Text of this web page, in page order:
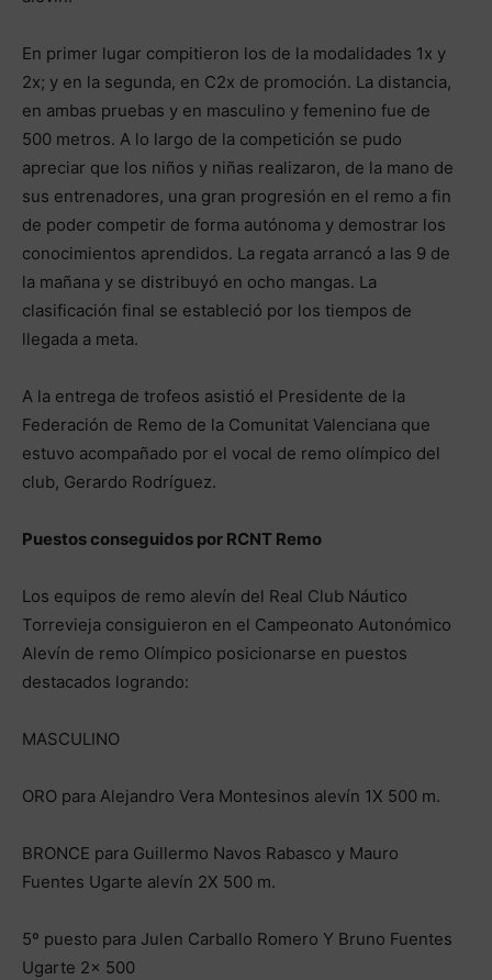
En primer lugar compitieron los de la modalidades 1x y
2x; y en la segunda, en C2x de promoción. La distancia,
en ambas pruebas y en masculino y femenino fue de
500 metros. A lo largo de la competición se pudo
apreciar que los niños y niñas realizaron, de la mano de
sus entrenadores, una gran progresión en el remo a fin
de poder competir de forma autónoma y demostrar los
conocimientos aprendidos. La regata arrancó a las 9 de
la mañana y se distribuyó en ocho mangas. La
clasificación final se estableció por los tiempos de
llegada a meta.
A la entrega de trofeos asistió el Presidente de la
Federación de Remo de la Comunitat Valenciana que
estuvo acompañado por el vocal de remo olímpico del
club, Gerardo Rodríguez.
Puestos conseguidos por RCNT Remo
Los equipos de remo alevín del Real Club Náutico
Torrevieja consiguieron en el Campeonato Autonómico
Alevín de remo Olímpico posicionarse en puestos
destacados logrando:
MASCULINO
ORO para Alejandro Vera Montesinos alevín 1X 500 m.
BRONCE para Guillermo Navos Rabasco y Mauro
Fuentes Ugarte alevín 2X 500 m.
5º puesto para Julen Carballo Romero Y Bruno Fuentes
Ugarte 2x 500